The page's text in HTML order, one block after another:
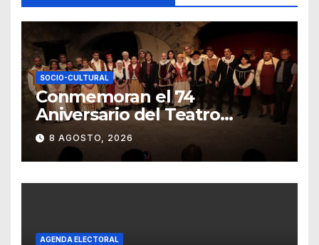
SOCIO-CULTURAL
Conmemoran el 74
Aniversario del Teatro
Universitario con una
representación del
“Retablillo jovial”
8 AGOSTO, 2026
AGENDA ELECTORAL